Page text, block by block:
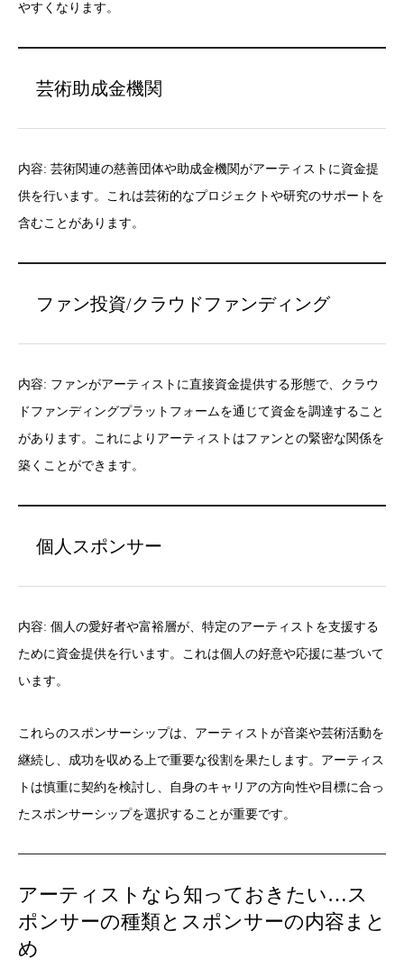
やすくなります。
芸術助成金機関
内容: 芸術関連の慈善団体や助成金機関がアーティストに資金提
供を行います。これは芸術的なプロジェクトや研究のサポートを
含むことがあります。
ファン投資/クラウドファンディング
内容: ファンがアーティストに直接資金提供する形態で、クラウ
ドファンディングプラットフォームを通じて資金を調達すること
があります。これによりアーティストはファンとの緊密な関係を
築くことができます。
個人スポンサー
内容: 個人の愛好者や富裕層が、特定のアーティストを支援する
ために資金提供を行います。これは個人の好意や応援に基づいて
います。
これらのスポンサーシップは、アーティストが音楽や芸術活動を
継続し、成功を収める上で重要な役割を果たします。アーティス
トは慎重に契約を検討し、自身のキャリアの方向性や目標に合っ
たスポンサーシップを選択することが重要です。
アーティストなら知っておきたい…ス
ポンサーの種類とスポンサーの内容まと
め